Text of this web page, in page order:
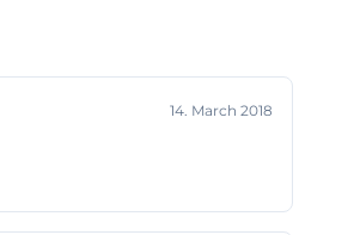
14. March 2018